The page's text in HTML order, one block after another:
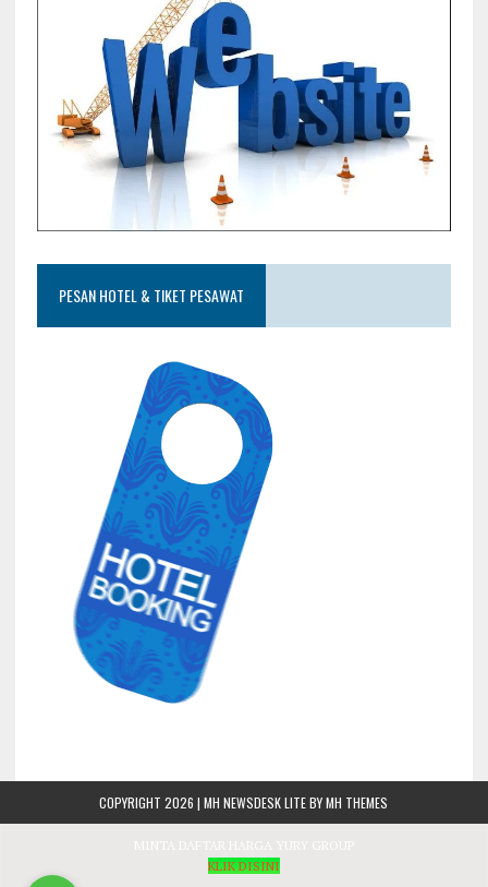
PESAN HOTEL & TIKET PESAWAT
COPYRIGHT 2026 | MH NEWSDESK LITE BYMH THEMES
KLIK DISINI